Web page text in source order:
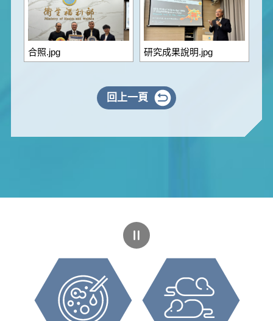
合照.jpg 研究成果說明.jpg
回上一頁